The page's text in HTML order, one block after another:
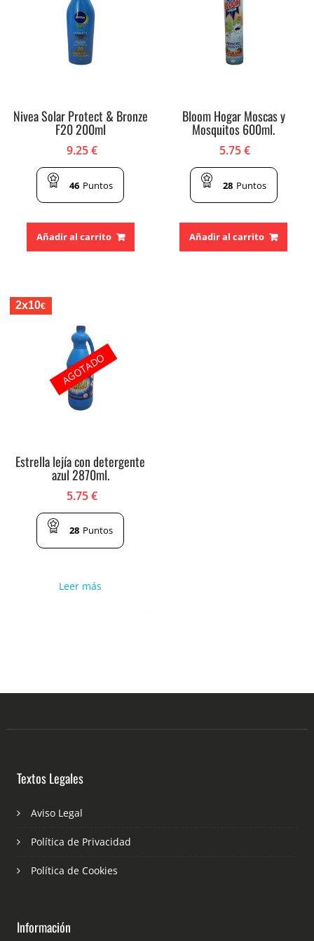
Nivea Solar Protect & Bronze
F20 200ml
9.25€
46 Puntos
Añadir al carrito
Bloom Hogar Moscas y
Mosquitos 600ml.
5.75€
28 Puntos
Añadir al carrito
2x10€
Estrella lejía con detergente
azul 2870ml.
5.75€
28 Puntos
Leer más
AGOTADO
Textos Legales
Aviso Legal
Política de Privacidad
Política de Cookies
Información